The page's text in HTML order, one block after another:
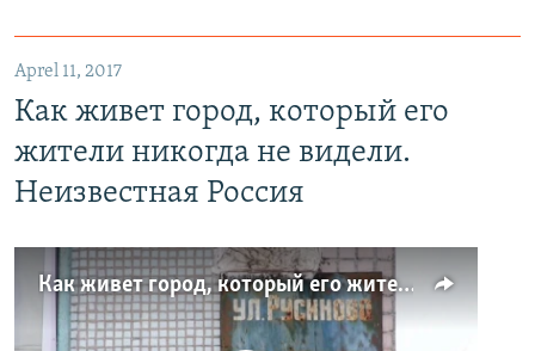
Aprel 11, 2017
Как живет город, который его
жители никогда не видели.
Неизвестная Россия
Как живет город, который его жители никогда не видели. Неизвестная Россия